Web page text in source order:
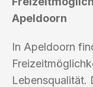
Apeldoorn
In Apeldoorn
Lebensqualität.